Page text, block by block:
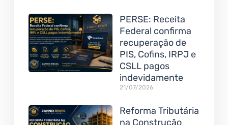
PERSE: Receita
Federal confirma
recuperação de
PIS, Cofins, IRPJ e
CSLL pagos
indevidamente
21/07/2026
Reforma Tributária
na Construção